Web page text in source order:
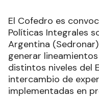
El Cofedro es
Políticas Integrales
Argentina
generar
distintos niveles del
intercambio de
implementadas en